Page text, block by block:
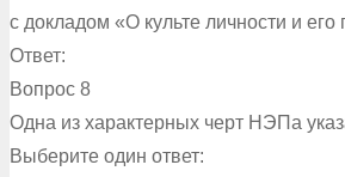
с докладом «О культе личности и его
Ответ:
Вопрос 8
Одна из характерных черт НЭПа
Выберите один ответ: